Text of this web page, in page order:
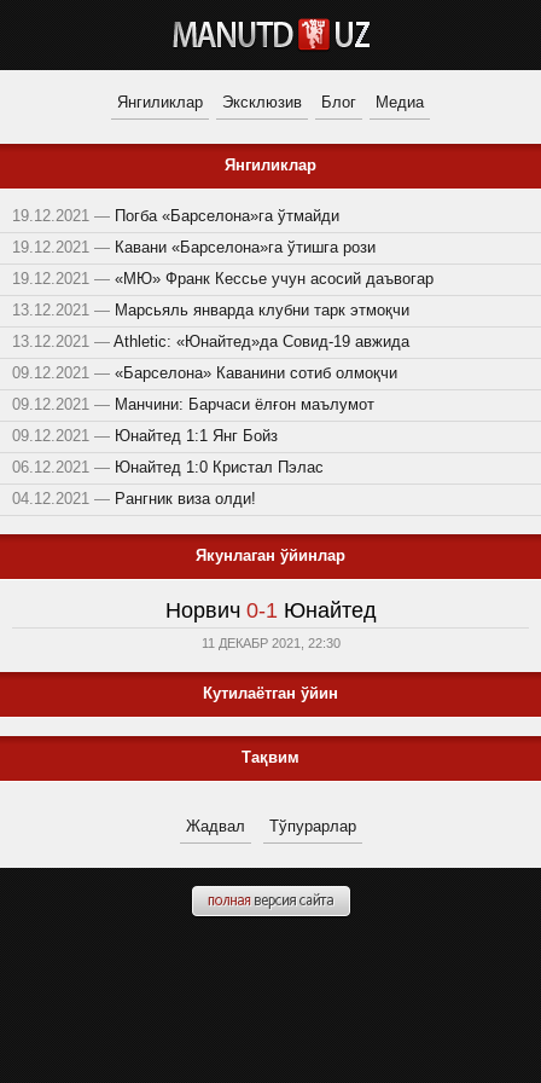
Янгиликлар Эксклюзив Блог Медиа
Янгиликлар
19.12.2021 — Погба «Барселона»га ўтмайди
19.12.2021 — Кавани «Барселона»га ўтишга рози
19.12.2021 — «МЮ» Франк Кессье учун асосий даъвогар
13.12.2021 — Марсьяль январда клубни тарк этмоқчи
13.12.2021 — Athletic: «Юнайтед»да Cовид-19 авжида
09.12.2021 — «Барселона» Каванини сотиб олмоқчи
09.12.2021 — Манчини: Барчаси ёлғон маълумот
09.12.2021 — Юнайтед 1:1 Янг Бойз
06.12.2021 — Юнайтед 1:0 Кристал Пэлас
04.12.2021 — Рангник виза олди!
Якунлаган ўйинлар
Норвич 0-1Юнайтед
11 ДЕКАБР 2021, 22:30
Кутилаётган ўйин
Тақвим
Жадвал Тўпурарлар